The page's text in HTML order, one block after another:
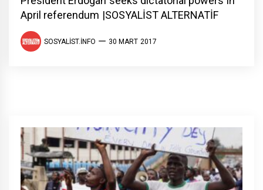
April referendum |SOSYALİST ALTERNATİF
SOSYALIST.INFO 30 MART 2017